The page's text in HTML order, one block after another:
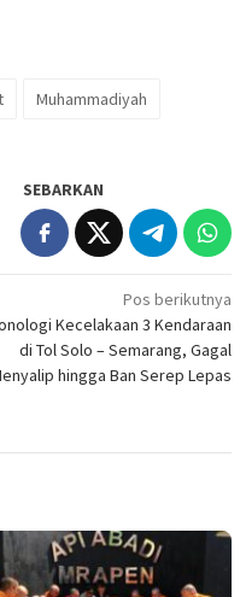
Muhammadiyah
SEBARKAN
Pos berikutnya
Kecelakaan 3 Kendaraan
di Tol Solo – Semarang, Gagal
hingga Ban Serep Lepas